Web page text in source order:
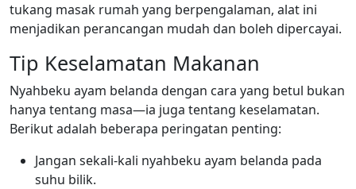
tukang masak rumah yang berpengalaman, alat ini
menjadikan perancangan mudah dan boleh dipercayai.
Tip Keselamatan Makanan
Nyahbeku ayam belanda dengan cara yang betul bukan
hanya tentang masa—ia juga tentang keselamatan.
Berikut adalah beberapa peringatan penting:
Jangan sekali-kali nyahbeku ayam belanda pada
suhu bilik.